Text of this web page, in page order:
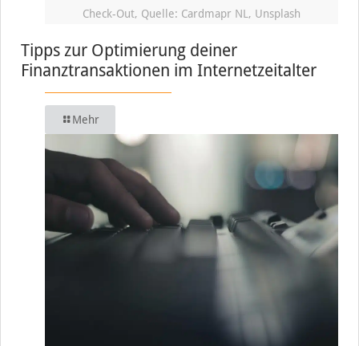
Check-Out, Quelle: Cardmapr NL, Unsplash
Tipps zur Optimierung deiner
Finanztransaktionen im Internetzeitalter
Mehr